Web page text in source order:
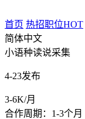
首页 热招职位HOT
简体中文
小语种读说采集
4-23发布
3-6K/月
合作周期：1-3个月